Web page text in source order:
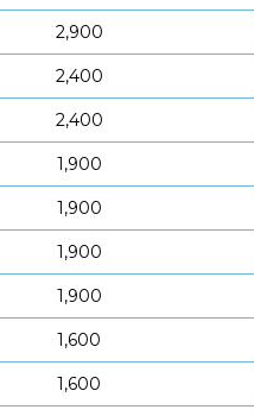
2,900
2,400
2,400
1,900
1,900
1,900
1,900
1,600
1,600